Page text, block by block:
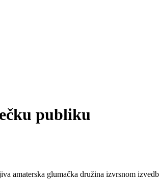
publiku
amaterska glumačka družina izvrsnom